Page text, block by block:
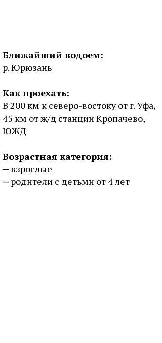
Ближайший водоем:
р. Юрюзань
Как проехать:
В 200 км к северо-востоку от г. Уфа,
45 км от ж/д станции Кропачево,
ЮЖД
Возрастная категория:
взрослые
родители с детьми от 4 лет